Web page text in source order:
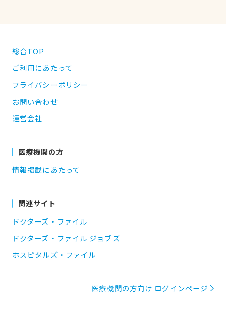
総合TOP
ご利用にあたって
プライバシーポリシー
お問い合わせ
運営会社
医療機関の方
情報掲載にあたって
関連サイト
ドクターズ・ファイル
ドクターズ・ファイル ジョブズ
ホスピタルズ・ファイル
医療機関の方向け ログインページ